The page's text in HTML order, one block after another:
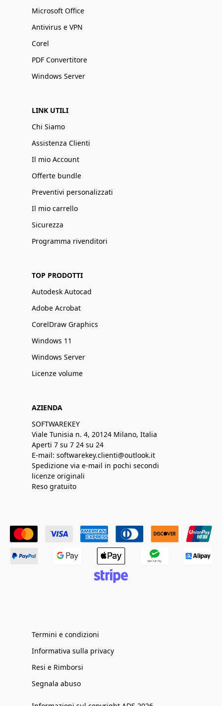
Microsoft Office
Antivirus e VPN
Corel
PDF Convertitore
Windows Server
LINK UTILI
Chi Siamo
Assistenza Clienti
Il mio Account
Offerte bundle
Preventivi personalizzati
Il mio carrello
Sicurezza
Programma rivenditori
TOP PRODOTTI
Autodesk Autocad
Adobe Acrobat
CorelDraw Graphics
Windows 11
Windows Server
Licenze volume
AZIENDA
SOFTWAREKEY
Viale Tunisia n. 4, 20124 Milano, Italia
Aperti 7 su 7 24 su 24
E-mail: softwarekey.clienti@outlook.it
Spedizione via e-mail in pochi secondi
licenze originali
Reso gratuito
Termini e condizioni
Informativa sulla privacy
Resi e Rimborsi
Segnala abuso